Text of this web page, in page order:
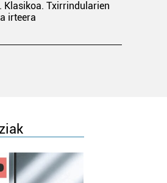
Klasikoa. Txirrindularien
irteera